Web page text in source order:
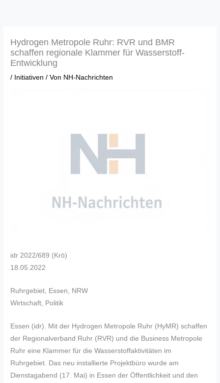
Hydrogen Metropole Ruhr: RVR und BMR
schaffen regionale Klammer für Wasserstoff-
Entwicklung
/ Initiativen / Von NH-Nachrichten
idr 2022/689 (Krö)
18.05.2022
Ruhrgebiet, Essen, NRW
Wirtschaft, Politik
Essen (idr). Mit der Hydrogen Metropole Ruhr (HyMR) schaffen
der Regionalverband Ruhr (RVR) und die Business Metropole
Ruhr eine Klammer für die Wasserstoffaktivitäten im
Ruhrgebiet. Das neu installierte Projektbüro wurde am
Dienstagabend (17. Mai) in Essen der Öffentlichkeit und den